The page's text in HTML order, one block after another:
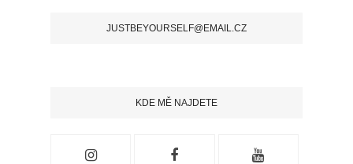
JUSTBEYOURSELF@EMAIL.CZ
KDE MĚ NAJDETE